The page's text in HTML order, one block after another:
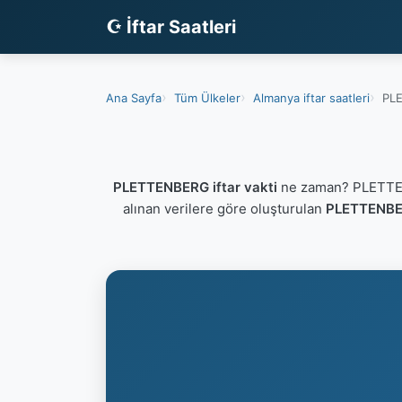
☪ İftar Saatleri
Ana Sayfa Tüm Ülkeler Almanya iftar saatleri
PLETTENBERG iftar vakti ne zaman?
alınan verilere göre oluşturulan